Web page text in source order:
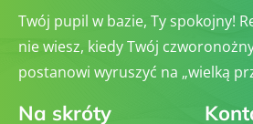
Twój pupil w bazie, Ty spokojny!
nie wiesz, kiedy Twój
postanowi wyruszyć na „wielką
Na skróty